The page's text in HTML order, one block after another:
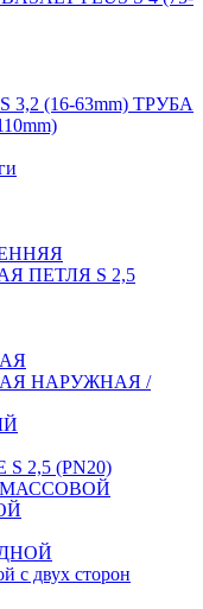
3,2 (16-63mm) ТРУБА
ПЕТЛЯ S 2,5
НАРУЖНАЯ /
2,5 (PN20)
с двух сторон